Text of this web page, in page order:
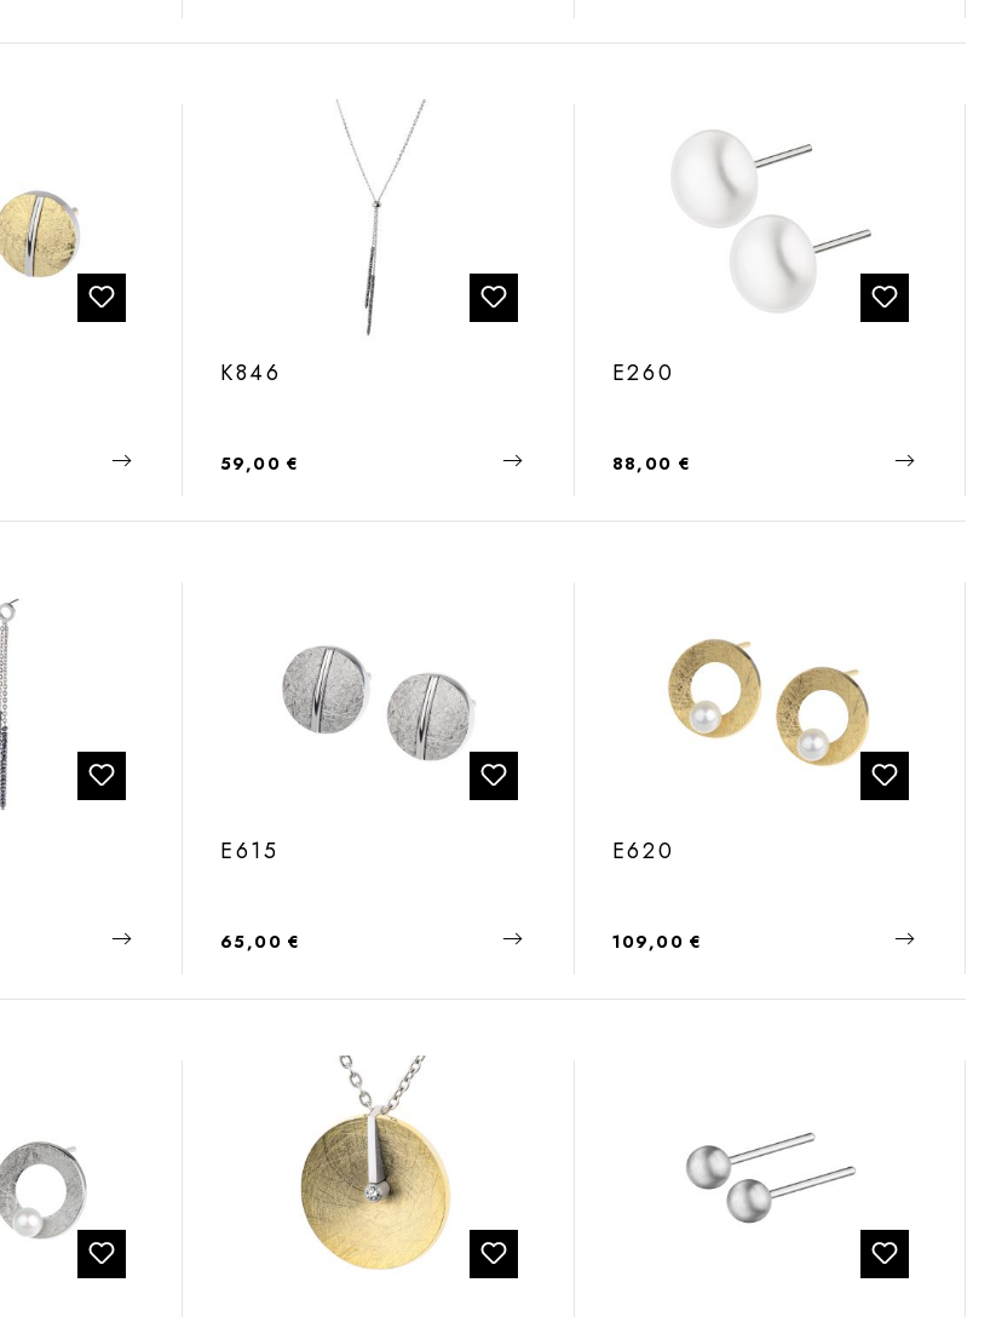
K846
Regulärer Preis:
59,00 €
E260
Regulärer Preis:
88,00 €
E615
Regulärer Preis:
65,00 €
E620
Regulärer Preis:
109,00 €